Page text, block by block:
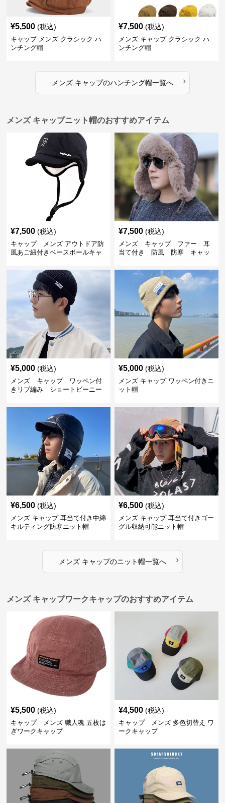
¥5,500 (税込)
キャップ メンズ クラシック ハ
ンチング帽
¥7,500 (税込)
メンズ キャップ クラシック ハ
ンチング帽
メンズ キャップのハンチング帽一覧へ ›
メンズ キャップニット帽のおすすめアイテム
¥7,500 (税込)
キャップ メンズ アウトドア防
風あご紐付きベースボールキャ
¥7,500 (税込)
メンズ キャップ ファー 耳
当て付き 防風 防寒 キャッ
¥5,000 (税込)
メンズ キャップ ワッペン付
きリブ編み ショートビーニー
¥5,000 (税込)
メンズ キャップ ワッペン付きニ
ット帽
¥6,500 (税込)
メンズ キャップ 耳当て付き中綿
キルティング防寒ニット帽
¥6,500 (税込)
メンズ キャップ 耳当て付きゴー
グル収納可能ニット帽
メンズ キャップのニット帽一覧へ ›
メンズ キャップワークキャップのおすすめアイテム
¥5,500 (税込)
キャップ メンズ 職人魂 五枚は
ぎワークキャップ
¥4,500 (税込)
キャップ メンズ 多色切替え ワ
ークキャップ